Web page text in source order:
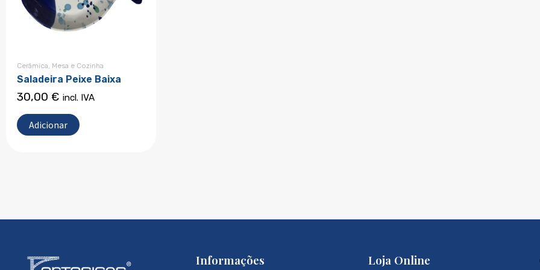
Cerâmica Mesa e Cozinha
Saladeira Peixe Baixa
30,00 € incl. IVA
Adicionar
Informações Loja Online